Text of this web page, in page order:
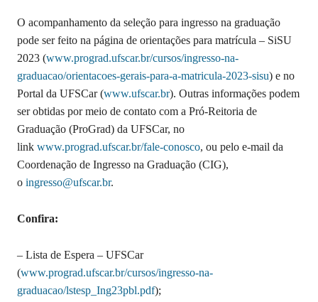
O acompanhamento da seleção para ingresso na graduação
pode ser feito na página de orientações para matrícula – SiSU
2023 (www.prograd.ufscar.br/cursos/ingresso-na-
graduacao/orientacoes-gerais-para-a-matricula-2023-sisu) e no
Portal da UFSCar (www.ufscar.br). Outras informações podem
ser obtidas por meio de contato com a Pró-Reitoria de
Graduação (ProGrad) da UFSCar, no
link www.prograd.ufscar.br/fale-conosco, ou pelo e-mail da
Coordenação de Ingresso na Graduação (CIG),
o ingresso@ufscar.br.
Confira:
– Lista de Espera – UFSCar
(www.prograd.ufscar.br/cursos/ingresso-na-
graduacao/lstesp_Ing23pbl.pdf);